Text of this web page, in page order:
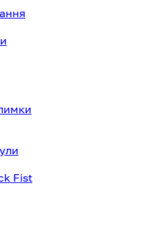
Fist